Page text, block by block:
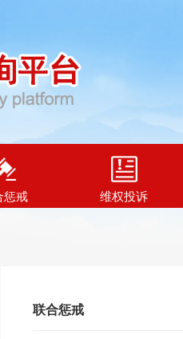
惩戒 维权投诉
联合惩戒